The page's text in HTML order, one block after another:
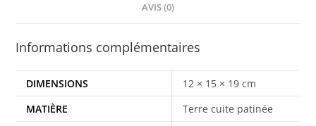
AVIS (0)
Informations complémentaires
DIMENSIONS
12 × 15 × 19 cm
MATIÈRE
Terre cuite patinée